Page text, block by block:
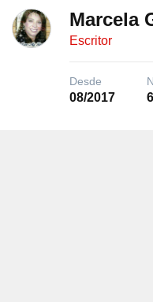
Marcela
Escritor
Desde
08/2017